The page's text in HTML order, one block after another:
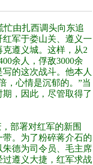
由扎西调头向东追
军于娄山关、遵义一
遵义城。这样，从2
余人，俘敌3000余
的这次战斗。他本人
，心情是沉郁的。”当
，因此，尽管取得了
部署对红军的新围
。为了粉碎蒋介石的
德为司令员、毛主席
遵义大捷，红军求战